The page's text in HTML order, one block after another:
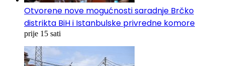
Otvorene nove mogućnosti saradnje Brčko
distrikta BiH i Istanbulske privredne komore
prije 15 sati